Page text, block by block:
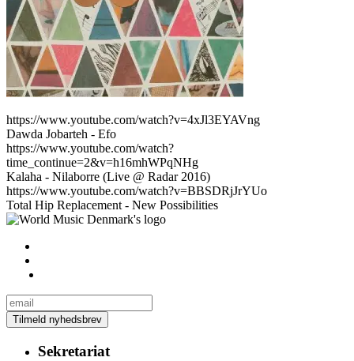
https://www.youtube.com/watch?v=4xJl3EYAVng
Dawda Jobarteh - Efo
https://www.youtube.com/watch?
time_continue=2&v=h16mhWPqNHg
Kalaha - Nilaborre (Live @ Radar 2016)
https://www.youtube.com/watch?v=BBSDRjJrYUo
Total Hip Replacement - New Possibilities
Sekretariat